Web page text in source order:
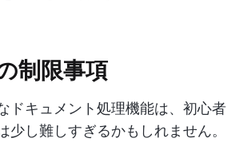
制限事項
ドキュメント処理機能は、初心者
少し難しすぎるかもしれません。